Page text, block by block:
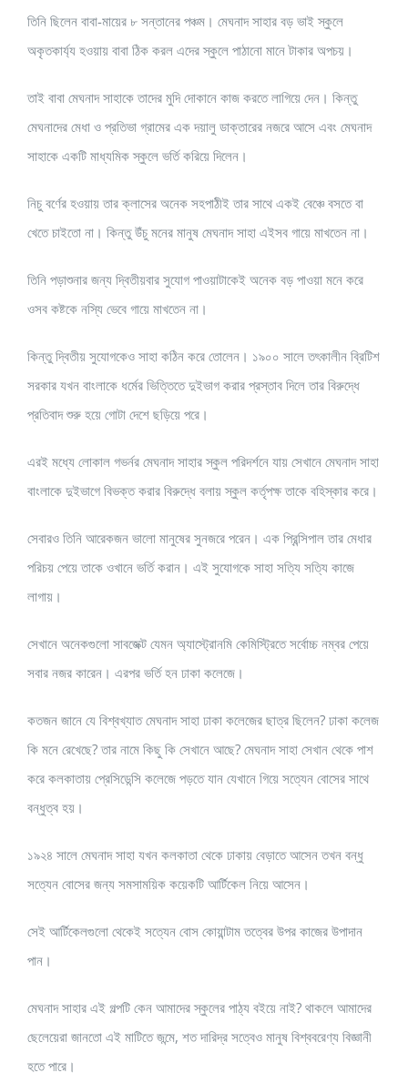
তিনি ছিলেন বাবা-মায়ের ৮ সন্তানের পঞ্চম। মেঘনাদ সাহার বড় ভাই স্কুলে
অকৃতকার্য্য হওয়ায় বাবা ঠিক করল এদের স্কুলে পাঠানো মানে টাকার অপচয়।
তাই বাবা মেঘনাদ সাহাকে তাদের মুদি দোকানে কাজ করতে লাগিয়ে দেন। কিন্তু
মেঘনাদের মেধা ও প্রতিভা গ্রামের এক দয়ালু ডাক্তারের নজরে আসে এবং মেঘনাদ
সাহাকে একটি মাধ্যমিক স্কুলে ভর্তি করিয়ে দিলেন।
নিচু বর্ণের হওয়ায় তার ক্লাসের অনেক সহপাঠীই তার সাথে একই বেঞ্চে বসতে বা
খেতে চাইতো না। কিন্তু উঁচু মনের মানুষ মেঘনাদ সাহা এইসব গায়ে মাখতেন না।
তিনি পড়াশুনার জন্য দ্বিতীয়বার সুযোগ পাওয়াটাকেই অনেক বড় পাওয়া মনে করে
ওসব কষ্টকে নস্যি ভেবে গায়ে মাখতেন না।
কিন্তু দ্বিতীয় সুযোগকেও সাহা কঠিন করে তোলেন। ১৯০০ সালে তৎকালীন ব্রিটিশ
সরকার যখন বাংলাকে ধর্মের ভিত্তিতে দুইভাগ করার প্রস্তাব দিলে তার বিরুদ্ধে
প্রতিবাদ শুরু হয়ে গোটা দেশে ছড়িয়ে পরে।
এরই মধ্যে লোকাল গভর্নর মেঘনাদ সাহার স্কুল পরিদর্শনে যায় সেখানে মেঘনাদ সাহা
বাংলাকে দুইভাগে বিভক্ত করার বিরুদ্ধে বলায় স্কুল কর্তৃপক্ষ তাকে বহিস্কার করে।
সেবারও তিনি আরেকজন ভালো মানুষের সুনজরে পরেন। এক প্রিন্সিপাল তার মেধার
পরিচয় পেয়ে তাকে ওখানে ভর্তি করান। এই সুযোগকে সাহা সত্যি সত্যি কাজে
লাগায়।
সেখানে অনেকগুলো সাবজেক্ট যেমন অ্যাস্ট্রোনমি কেমিস্ট্রিতে সর্বোচ্চ নম্বর পেয়ে
সবার নজর কারেন। এরপর ভর্তি হন ঢাকা কলেজে।
কতজন জানে যে বিশ্বখ্যাত মেঘনাদ সাহা ঢাকা কলেজের ছাত্র ছিলেন? ঢাকা কলেজ
কি মনে রেখেছে? তার নামে কিছু কি সেখানে আছে? মেঘনাদ সাহা সেখান থেকে পাশ
করে কলকাতায় প্রেসিডেন্সি কলেজে পড়তে যান যেখানে গিয়ে সত্যেন বোসের সাথে
বন্ধুত্ব হয়।
১৯২৪ সালে মেঘনাদ সাহা যখন কলকাতা থেকে ঢাকায় বেড়াতে আসেন তখন বন্ধু
সত্যেন বোসের জন্য সমসাময়িক কয়েকটি আর্টিকেল নিয়ে আসেন।
সেই আর্টিকেলগুলো থেকেই সত্যেন বোস কোয়ান্টাম তত্বের উপর কাজের উপাদান
পান।
মেঘনাদ সাহার এই গল্পটি কেন আমাদের স্কুলের পাঠ্য বইয়ে নাই? থাকলে আমাদের
ছেলেয়েরা জানতো এই মাটিতে জন্মে, শত দারিদ্র সত্বেও মানুষ বিশ্ববরেণ্য বিজ্ঞানী
হতে পারে।